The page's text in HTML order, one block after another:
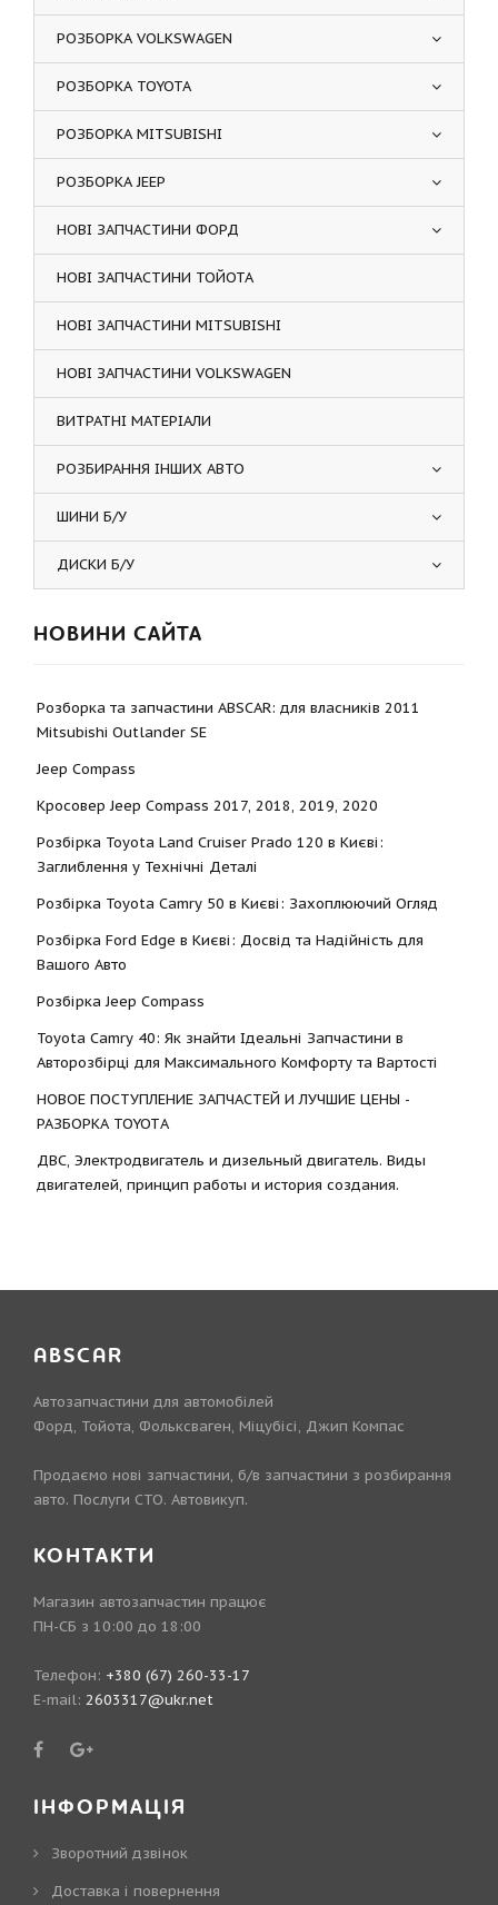
РОЗБОРКА VOLKSWAGEN
РОЗБОРКА TOYOTA
РОЗБОРКА MITSUBISHI
РОЗБОРКА JEEP
НОВІ ЗАПЧАСТИНИ ФОРД
НОВІ ЗАПЧАСТИНИ ТОЙОТА
НОВІ ЗАПЧАСТИНИ MITSUBISHI
НОВІ ЗАПЧАСТИНИ VOLKSWAGEN
ВИТРАТНІ МАТЕРІАЛИ
РОЗБИРАННЯ ІНШИХ АВТО
ШИНИ Б/У
ДИСКИ Б/У
НОВИНИ САЙТА
Розборка та запчастини ABSCAR: для власників 2011
Mitsubishi Outlander SE
Jeep Compass
Кросовер Jeep Compass 2017, 2018, 2019, 2020
Розбірка Toyota Land Cruiser Prado 120 в Києві:
Заглиблення у Технічні Деталі
Розбірка Toyota Camry 50 в Києві: Захоплюючий Огляд
Розбірка Ford Edge в Києві: Досвід та Надійність для
Вашого Авто
Розбірка Jeep Compass
Toyota Camry 40: Як знайти Ідеальні Запчастини в
Авторозбірці для Максимального Комфорту та Вартості
НОВОЕ ПОСТУПЛЕНИЕ ЗАПЧАСТЕЙ И ЛУЧШИЕ ЦЕНЫ -
РАЗБОРКА TOYOTА
ДВС, Электродвигатель и дизельный двигатель. Виды
двигателей, принцип работы и история создания.
ABSCAR
Автозапчастини для автомобілей
Форд, Тойота, Фольксваген, Міцубісі, Джип Компас
Продаємо нові запчастини, б/в запчастини з розбирання
авто. Послуги СТО. Автовикуп.
КОНТАКТИ
Магазин автозапчастин працює
ПН-СБ з 10:00 до 18:00
Телефон: +380 (67) 260-33-17
E-mail: 2603317@ukr.net
ІНФОРМАЦІЯ
Зворотний дзвінок
Доставка і повернення